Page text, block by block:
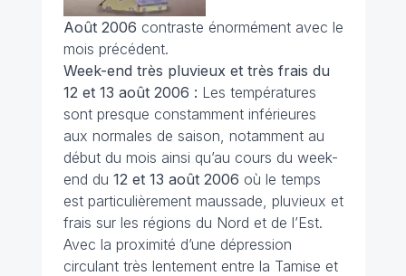
Août 2006 contraste énormément avec le
mois précédent.
Week-end très pluvieux et très frais du
12 et 13 août 2006 : Les températures
sont presque constamment inférieures
aux normales de saison, notamment au
début du mois ainsi qu’au cours du week-
end du 12 et 13 août 2006 où le temps
est particulièrement maussade, pluvieux et
frais sur les régions du Nord et de l’Est.
Avec la proximité d’une dépression
circulant très lentement entre la Tamise et